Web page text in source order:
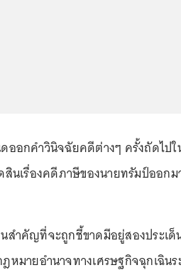
อกคำวินิจฉัยคดีต่างๆ ครั้งถัดไป
นเรื่องคดีภาษีของนายทรัมป์ออก
สำคัญที่จะถูกชี้ขาดมีอยู่สองประเด็
มายอำนาจทางเศรษฐกิจฉุกเฉินร